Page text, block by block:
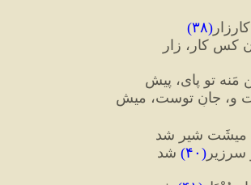
(۳۸)
کس کار، زار
تو پای، پیش
میشَت شیر شد
سرزیر ( ۴۰) شد